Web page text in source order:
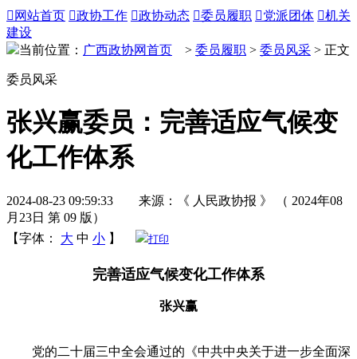
 网站首页 政协工作 政协动态 委员履职 党派团体 机关
建设
当前位置： 广西政协网首页 > 委员履职 > 委员风采 > 正文
委员风采
张兴赢委员：完善适应气候变
化工作体系
2024-08-23 09:59:33 来源：《 人民政协报 》 （ 2024年08
月23日 第 09 版）
【字体：
大 中 小 】 打印
完善适应气候变化工作体系
张兴赢
党的二十届三中全会通过的《中共中央关于进一步全面深